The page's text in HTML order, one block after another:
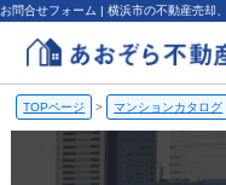
お問合せフォーム | 横浜市の不動産売却
TOPページ > マンションカタログ